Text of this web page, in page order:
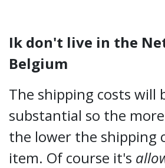
Ik don't live in the
Belgium
The shipping costs will
substantial so the
the lower the shipping
item. Of course it's